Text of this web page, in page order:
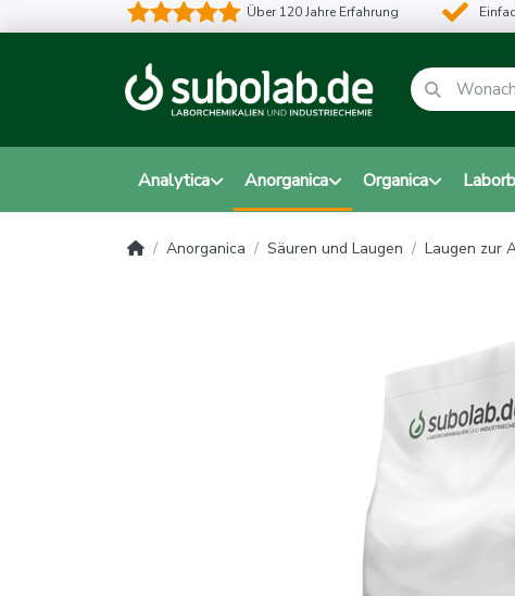
Über 120 Jahre Erfahrung
Analytica Anorganica Organica
Anorganica Säuren und Laugen Laugen zur